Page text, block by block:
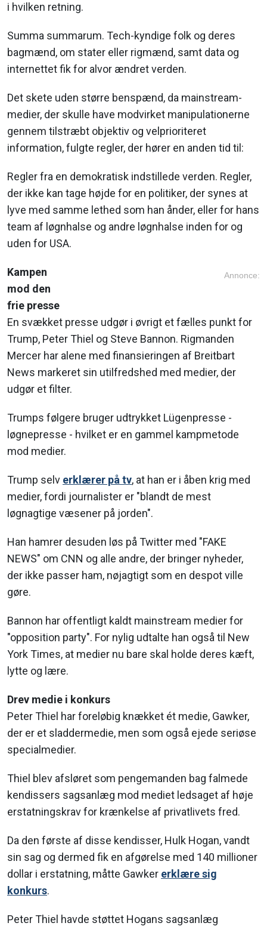
i hvilken retning.
Summa summarum. Tech-kyndige folk og deres
bagmænd, om stater eller rigmænd, samt data og
internettet fik for alvor ændret verden.
Det skete uden større benspænd, da mainstream-
medier, der skulle have modvirket manipulationerne
gennem tilstræbt objektiv og velprioriteret
information, fulgte regler, der hører en anden tid til:
Regler fra en demokratisk indstillede verden. Regler,
der ikke kan tage højde for en politiker, der synes at
lyve med samme lethed som han ånder, eller for hans
team af løgnhalse og andre løgnhalse inden for og
uden for USA.
Annonce:
Kampen
mod den
frie presse
En svækket presse udgør i øvrigt et fælles punkt for
Trump, Peter Thiel og Steve Bannon. Rigmanden
Mercer har alene med finansieringen af Breitbart
News markeret sin utilfredshed med medier, der
udgør et filter.
Trumps følgere bruger udtrykket Lügenpresse -
løgnepresse - hvilket er en gammel kampmetode
mod medier.
Trump selv erklærer på tv, at han er i åben krig med
medier, fordi journalister er "blandt de mest
løgnagtige væsener på jorden".
Han hamrer desuden løs på Twitter med "FAKE
NEWS" om CNN og alle andre, der bringer nyheder,
der ikke passer ham, nøjagtigt som en despot ville
gøre.
Bannon har offentligt kaldt mainstream medier for
"opposition party". For nylig udtalte han også til New
York Times, at medier nu bare skal holde deres kæft,
lytte og lære.
Drev medie i konkurs
Peter Thiel har foreløbig knækket ét medie, Gawker,
der er et sladdermedie, men som også ejede seriøse
specialmedier.
Thiel blev afsløret som pengemanden bag falmede
kendissers sagsanlæg mod mediet ledsaget af høje
erstatningskrav for krænkelse af privatlivets fred.
Da den første af disse kendisser, Hulk Hogan, vandt
sin sag og dermed fik en afgørelse med 140 millioner
dollar i erstatning, måtte Gawker erklære sig
konkurs.
Peter Thiel havde støttet Hogans sagsanlæg